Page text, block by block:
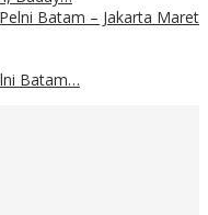
Batam…